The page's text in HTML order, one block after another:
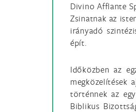
Divino Afflante
Zsinatnak az
irányadó
épít.
Időközben az
megközelítések
történnek az
Biblikus